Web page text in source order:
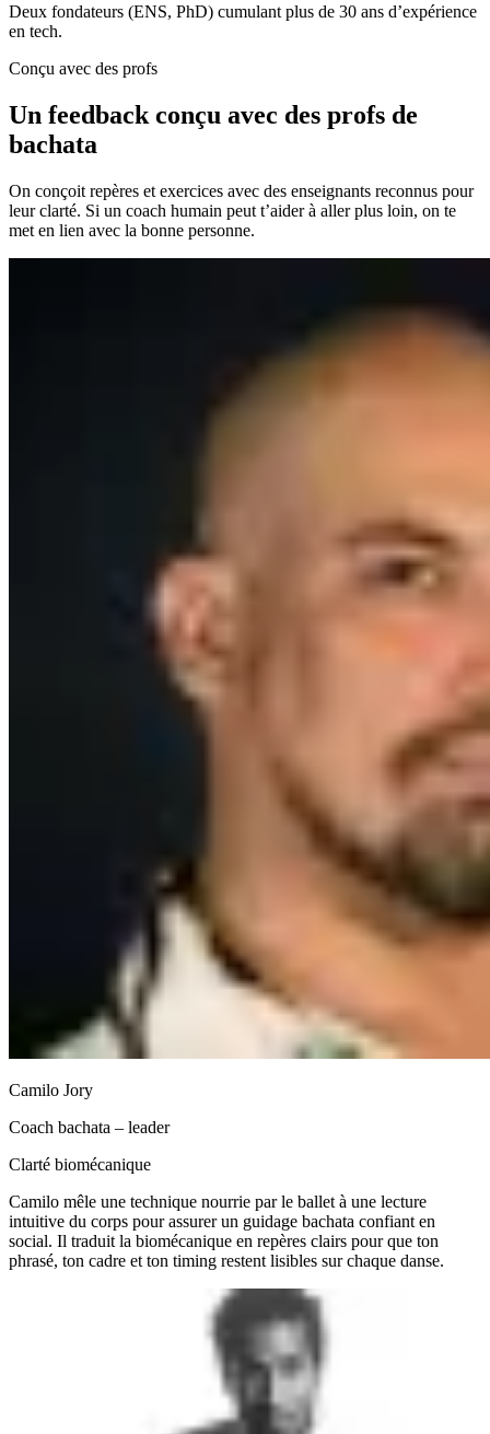
Deux fondateurs (ENS, PhD) cumulant plus de 30 ans d’expérience
en tech.
Conçu avec des profs
Un feedback conçu avec des profs de
bachata
On conçoit repères et exercices avec des enseignants reconnus pour
leur clarté. Si un coach humain peut t’aider à aller plus loin, on te
met en lien avec la bonne personne.
Camilo Jory
Coach bachata – leader
Clarté biomécanique
Camilo mêle une technique nourrie par le ballet à une lecture
intuitive du corps pour assurer un guidage bachata confiant en
social. Il traduit la biomécanique en repères clairs pour que ton
phrasé, ton cadre et ton timing restent lisibles sur chaque danse.